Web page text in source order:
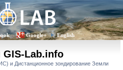
Google+ English
Lab.info
и Дистанционное зондирование Земли